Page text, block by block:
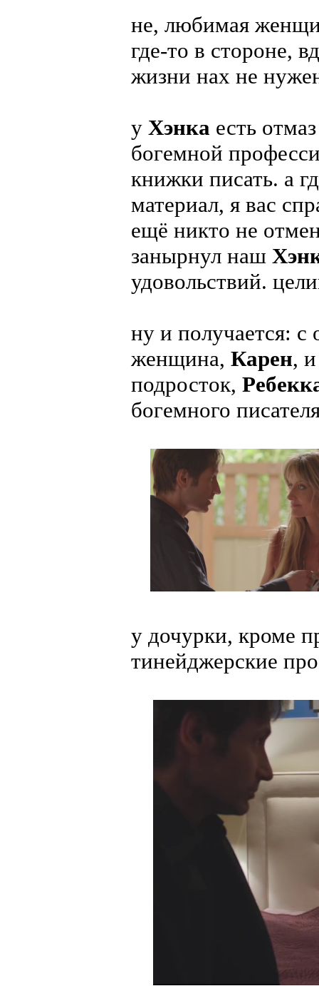
не, любимая
где-то в стороне,
жизни нах не
у Хэнка есть
богемной
книжки писать. а
материал, я вас
ещё никто не
занырнул наш
удовольствий.
ну и получается:
женщина, Карен,
подросток,
богемного
у дочурки, кроме
тинейджерские